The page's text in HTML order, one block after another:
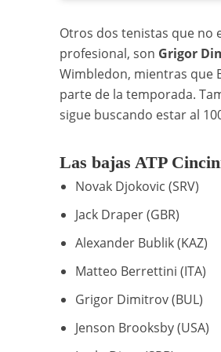
Otros dos tenistas que no
profesional, son Grigor
Wimbledon, mientras que
parte de la temporada.
sigue buscando estar al
Las bajas ATP
Novak Djokovic (SRV)
Jack Draper (GBR)
Alexander Bublik (KAZ)
Matteo Berrettini (ITA)
Grigor Dimitrov (BUL)
Jenson Brooksby (USA)